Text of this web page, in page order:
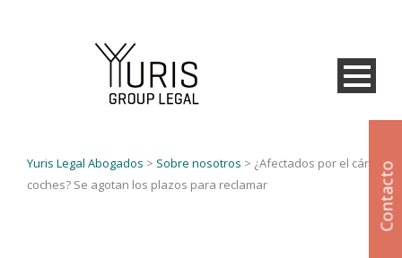
Yuris Legal Abogados > Sobre nosotros > ¿Afectados por el cártel de
coches? Se agotan los plazos para reclamar
Contacto